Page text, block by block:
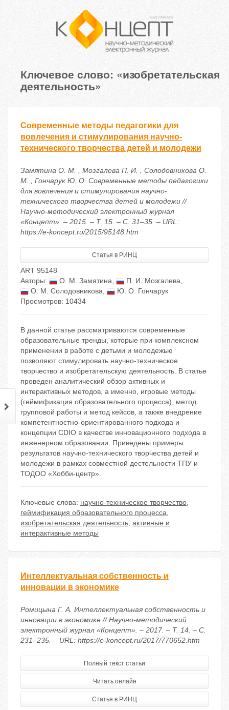
Ключевое слово: «изобретательская
деятельность»
Современные методы педагогики для
вовлечения и стимулирования научно-
технического творчества детей и молодежи
Замятина О. М. , Мозгалева П. И. , Солодовникова О.
М. , Гончарук Ю. О. Современные методы педагогики
для вовлечения и стимулирования научно-
технического творчества детей и молодежи //
Научно-методический электронный журнал
«Концепт». – 2015. – Т. 15. – С. 31–35. – URL:
https://e-koncept.ru/2015/95148.htm
Статья в РИНЦ
ART 95148
Авторы:
О. М. Замятина, П. И. Мозгалева,
О. М. Солодовникова,
Ю. О. Гончарук
Просмотров: 10434
В данной статье рассматриваются современные
образовательные тренды, которые при комплексном
применении в работе с детьми и молодежью
позволяют стимулировать научно-техническое
творчество и изобретательскую деятельность. В статье
проведен аналитический обзор активных и
интерактивных методов, а именно, игровые методы
(геймификация образовательного процесса), метод
групповой работы и метод кейсов, а также внедрение
компетентностно-ориентированного подхода и
концепции CDIO в качестве инновационного подхода в
инженерном образовании. Приведены примеры
результатов научно-технического творчества детей и
молодежи в рамках совместной дестельности ТПУ и
ТОДОО «Хобби-центр».
Ключевые слова: научно-техническое творчество,
геймификация образовательного процесса,
изобретательская деятельность, активные и
интерактивные методы
Интеллектуальная собственность и
инновации в экономике
Ромицына Г. А. Интеллектуальная собственность и
инновации в экономике // Научно-методический
электронный журнал «Концепт». – 2017. – Т. 14. – С.
231–235. – URL: https://e-koncept.ru/2017/770652.htm
Полный текст статьи
Читать онлайн
Статья в РИНЦ